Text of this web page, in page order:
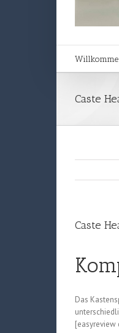
Caste
Caste
Das
[easyreview